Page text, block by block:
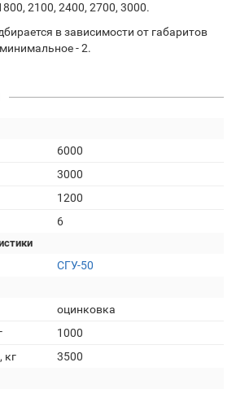
2100, 2400, 2700, 3000.
в зависимости от габаритов
- 2.
6000
3000
1200
6
СГУ-50
оцинковка
1000
кг
3500